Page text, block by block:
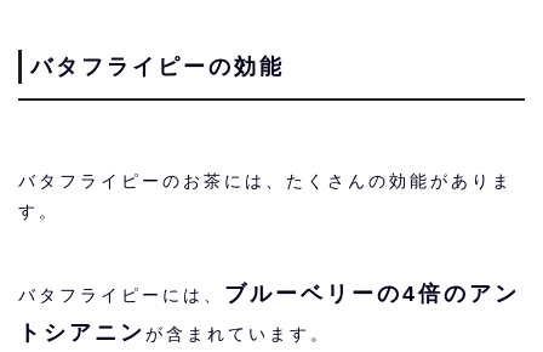
バタフライピーの効能
バタフライピーのお茶には、たくさんの効能がありま
す。
バタフライピーには、 ブルーベリーの4倍のアン
トシアニンが含まれています。